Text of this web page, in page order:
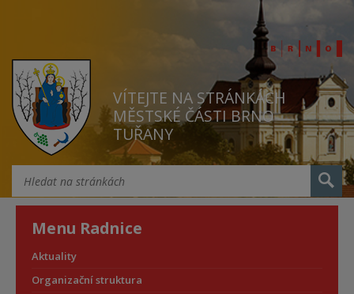
VÍTEJTE NA STRÁNKÁCH
MĚSTSKÉ ČÁSTI BRNO
TUŘANY
Menu Radnice
Aktuality
Organizační struktura